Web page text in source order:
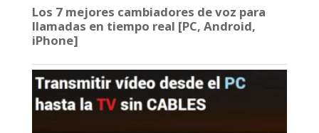
Los 7 mejores cambiadores de voz para
llamadas en tiempo real [PC, Android,
iPhone]